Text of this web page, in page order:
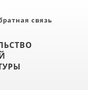
связь